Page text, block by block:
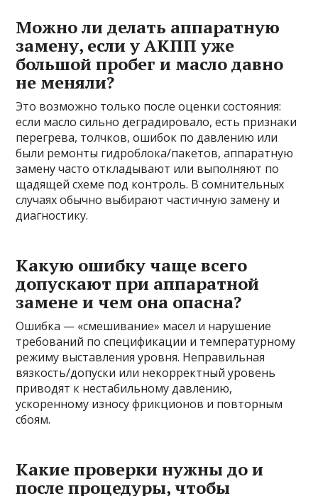
Можно ли делать аппаратную
замену, если у АКПП уже
большой пробег и масло давно
не меняли?
Это возможно только после оценки состояния:
если масло сильно деградировало, есть признаки
перегрева, толчков, ошибок по давлению или
были ремонты гидроблока/пакетов, аппаратную
замену часто откладывают или выполняют по
щадящей схеме под контроль. В сомнительных
случаях обычно выбирают частичную замену и
диагностику.
Какую ошибку чаще всего
допускают при аппаратной
замене и чем она опасна?
Ошибка — «смешивание» масел и нарушение
требований по спецификации и температурному
режиму выставления уровня. Неправильная
вязкость/допуски или некорректный уровень
приводят к нестабильному давлению,
ускоренному износу фрикционов и повторным
сбоям.
Какие проверки нужны до и
после процедуры, чтобы